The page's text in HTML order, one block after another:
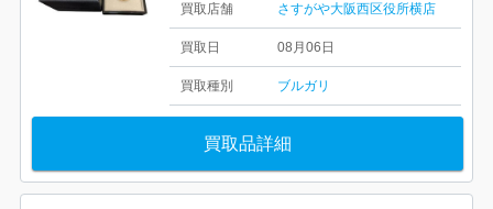
買取店舗 さすがや大阪西区役所横店
買取日 08月06日
買取種別 ブルガリ
買取品詳細